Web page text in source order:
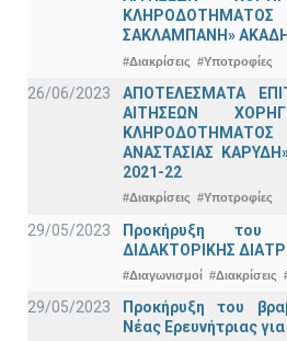
ΣΑΚΛΑΜΠΑΝΗ»
#Διακρίσεις #Υποτροφίες
26/06/2023
ΑΠΟΤΕΛΕΣΜΑΤΑ
ΑΙΤΗΣΕΩΝ
ΑΝΑΣΤΑΣΙΑΣ
2021-22
#Διακρίσεις #Υποτροφίες
29/05/2023
Προκήρυξη του
ΔΙΔΑΚΤΟΡΙΚΗΣ
#Διαγωνισμοί #Διακρίσεις
29/05/2023
Προκήρυξη του
Νέας Ερευνήτριας